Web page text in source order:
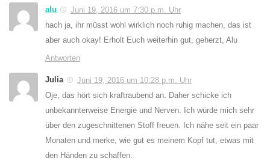
alu
Juni 19, 2016 um 7:30 p.m. Uhr
hach ja, ihr müsst wohl wirklich noch ruhig machen, das ist
aber auch okay! Erholt Euch weiterhin gut, geherzt, Alu
Antworten
Julia
Juni 19, 2016 um 10:28 p.m. Uhr
Oje, das hört sich kraftraubend an. Daher schicke ich
unbekannterweise Energie und Nerven. Ich würde mich sehr
über den zugeschnittenen Stoff freuen. Ich nähe seit ein paar
Monaten und merke, wie gut es meinem Kopf tut, etwas mit
den Händen zu schaffen.